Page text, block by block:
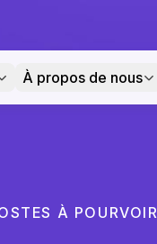
À propos de nous
À POURVOIR